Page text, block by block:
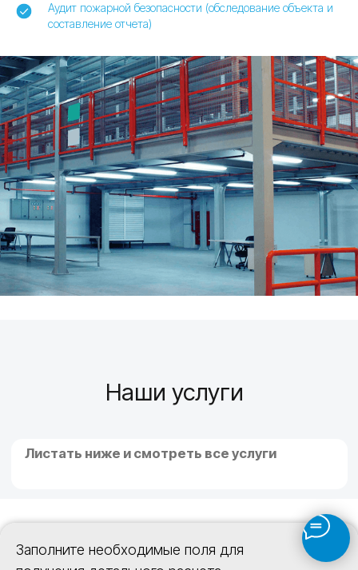
Аудит пожарной безопасности (обследование объекта и
составление отчета)
Заполните необходимые поля для